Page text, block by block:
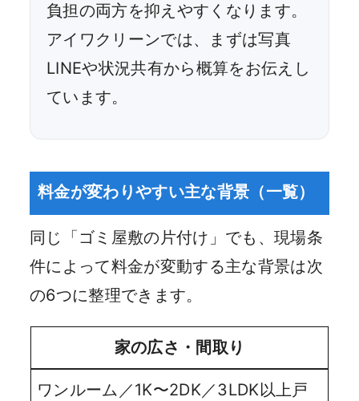
負担の両方を抑えやすくなります。
アイワクリーンでは、まずは写真
LINEや状況共有から概算をお伝えし
ています。
料金が変わりやすい主な背景（一覧）
同じ「ゴミ屋敷の片付け」でも、現場条
件によって料金が変動する主な背景は次
の6つに整理できます。
家の広さ・間取り
ワンルーム／1K〜2DK／3LDK以上戸